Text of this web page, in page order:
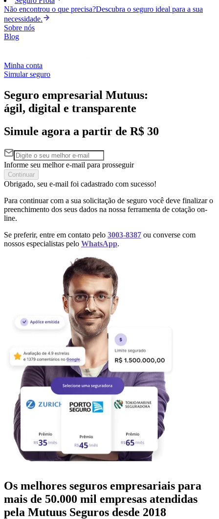
Não encontrou o que precisa?Descubra o seguro ideal para a sua
necessidade.
Sobre nós
Blog
Minha conta
Simular seguro
Seguro empresarial Mutuus:
ágil, digital e transparente
Simule agora a partir de R$ 30
Informe seu melhor e-mail para prosseguir
Continuar
Obrigado, seu e-mail foi cadastrado com sucesso!
Para continuar com a sua solicitação de seguro você deve finalizar o
preenchimento dos seus dados na nossa ferramenta de cotação on-
line.
Se preferir, entre em contato pelo 3003-8387 ou converse com
nossos especialistas pelo WhatsApp.
Os melhores seguros empresariais para
mais de 50.000 mil empresas atendidas
pela Mutuus Seguros desde 2018